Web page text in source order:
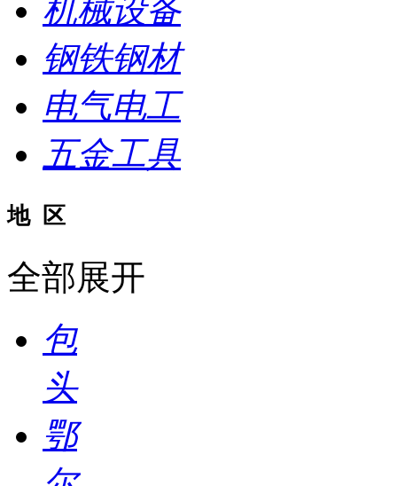
机械设备
钢铁钢材
电气电工
五金工具
地 区
全部展开
包
头
鄂